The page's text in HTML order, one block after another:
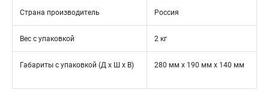
Страна производитель Россия
Вес с упаковкой 2 кг
Габариты с упаковкой (Д х Ш х В) 280 мм x 190 мм x 140 мм